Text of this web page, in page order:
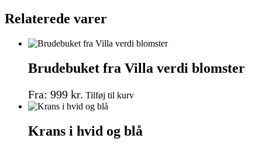
Relaterede varer
Brudebuket fra Villa verdi blomster
Fra: 999 kr. Tilføj til kurvDette
flere
varianter.
Krans i hvid og blå